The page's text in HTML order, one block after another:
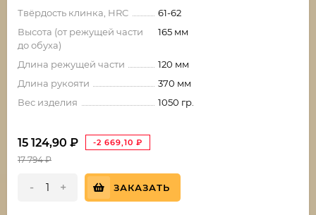
Твёрдость клинка, HRC
61-62
Высота (от режущей части
до обуха)
165 мм
Длина режущей части
120 мм
Длина рукояти
370 мм
Вес изделия
1050 гр.
15 124,90 ₽ -2 669,10 ₽
17 794₽
- + ЗАКАЗАТЬ